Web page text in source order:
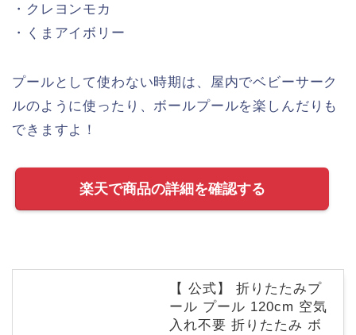
・クレヨンモカ
・くまアイボリー
プールとして使わない時期は、屋内でベビーサーク
ルのように使ったり、ボールプールを楽しんだりも
できますよ！
楽天で商品の詳細を確認する
【 公式】 折りたたみプ
ール プール 120cm 空気
入れ不要 折りたたみ ボ